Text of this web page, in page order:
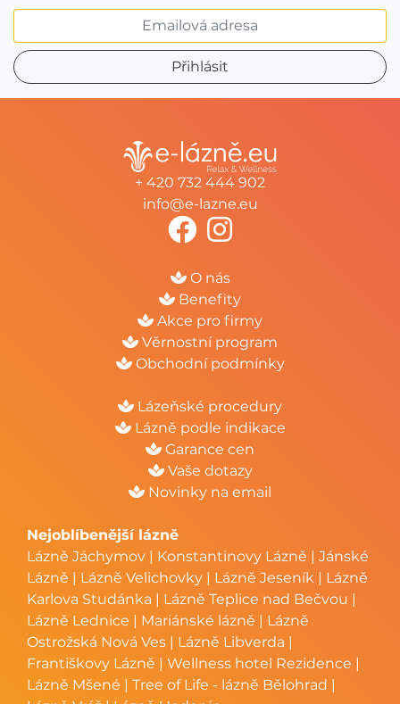
+ 420 732 444 902
info@e-lazne.eu
O nás
Benefity
Akce pro firmy
Věrnostní program
Obchodní podmínky
Lázeňské procedury
Lázně podle indikace
Garance cen
Vaše dotazy
Novinky na email
Nejoblíbenější lázně
Lázně Jáchymov | Konstantinovy Lázně | Jánské
Lázně | Lázně Velichovky | Lázně Jeseník | Lázně
Karlova Studánka | Lázně Teplice nad Bečvou |
Lázně Lednice | Mariánské lázně | Lázně
Ostrožská Nová Ves | Lázně Libverda |
Františkovy Lázně | Wellness hotel Rezidence |
Lázně Mšené | Tree of Life - lázně Bělohrad |